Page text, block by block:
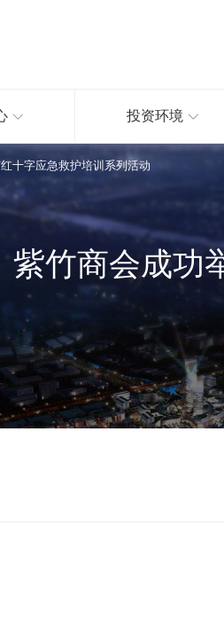
投资环境
十字应急救护培训系列活动
竹商会成功